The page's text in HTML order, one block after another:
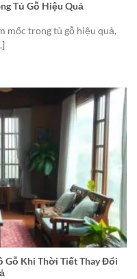
Tủ Gỗ Hiệu Quả
mốc trong tủ gỗ hiệu quả,
Gỗ Khi Thời Tiết Thay Đổi